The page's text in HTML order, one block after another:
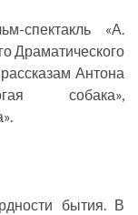
спектакль «А.
Драматического
Антона
собака»,
бытия. В